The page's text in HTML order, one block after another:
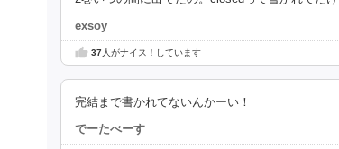
exsoy
37人がナイス！しています
完結まで書かれてないんかーい！
でーたべーす